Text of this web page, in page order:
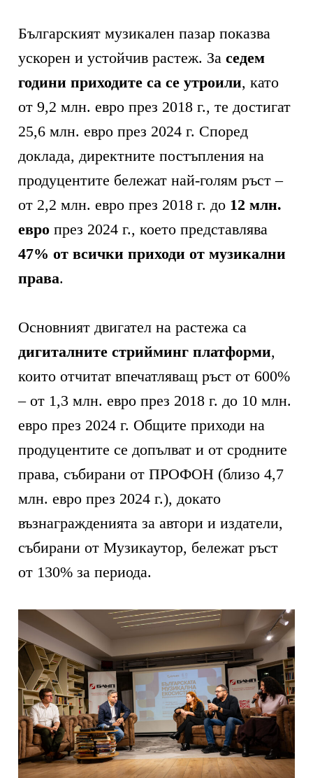
Българският музикален пазар показва
ускорен и устойчив растеж. Заседем
години приходите са се утроили, като
от 9,2 млн. евро през 2018 г., те достигат
25,6 млн. евро през 2024 г. Според
доклада, директните постъпления на
продуцентите бележат най-голям ръст –
от 2,2 млн. евро през 2018 г. до 12 млн.
евро през 2024 г., което представлява
47% от всички приходи от музикални
права.
Основният двигател на растежа са
дигиталните стрийминг платформи,
които отчитат впечатляващ ръст от 600%
– от 1,3 млн. евро през 2018 г. до 10 млн.
евро през 2024 г. Общите приходи на
продуцентите се допълват и от сродните
права, събирани от ПРОФОН (близо 4,7
млн. евро през 2024 г.), докато
възнагражденията за автори и издатели,
събирани от Музикаутор, бележат ръст
от 130% за периода.